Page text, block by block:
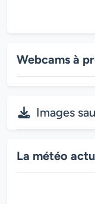
Webcams à
Images
La météo